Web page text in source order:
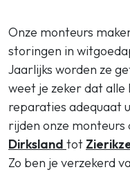
Onze monteurs
storingen in
Jaarlijks worden ze
weet je zeker dat alle
reparaties adequaat
rijden onze monteurs
Dirksland tot
Zo ben je verzekerd